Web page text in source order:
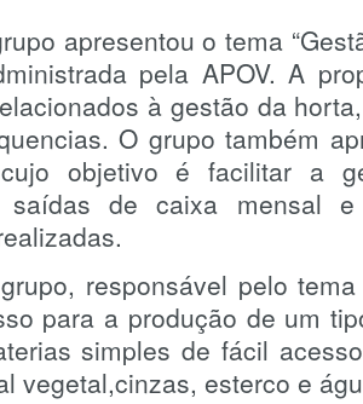
apresentou o tema
pela APOV. A
à gestão da
O grupo também
objetivo é facilitar a
saídas de caixa mensal
responsável pelo
para a produção de um
simples de fácil
vegetal,cinzas, esterco e